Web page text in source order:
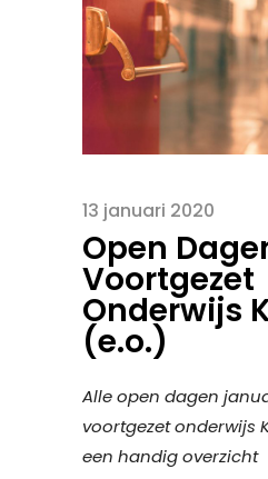
13 januari 2020
Open
Voortgezet
Onderwijs
(e.o.)
Alle open dagen
voortgezet onderwijs
een handig overzicht